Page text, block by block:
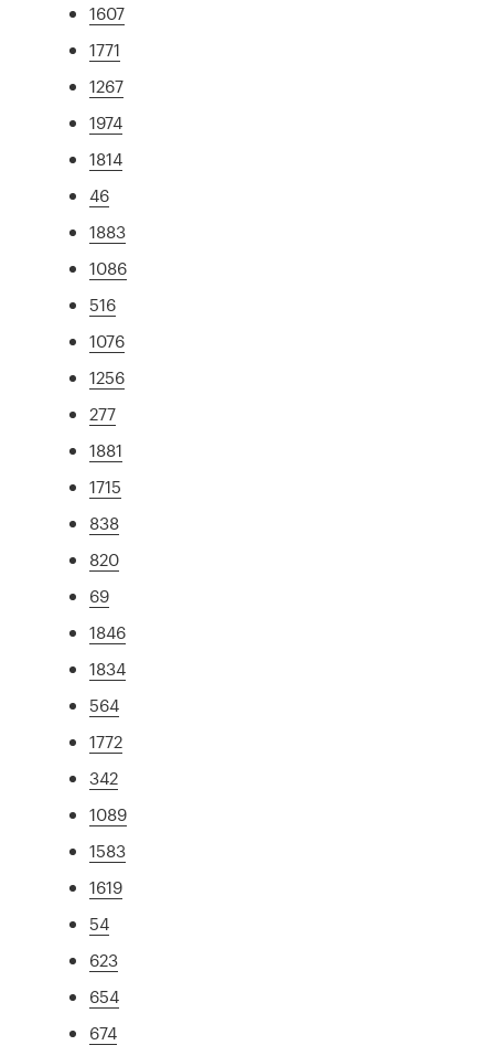
1607
1771
1267
1974
1814
46
1883
1086
516
1076
1256
277
1881
1715
838
820
69
1846
1834
564
1772
342
1089
1583
1619
54
623
654
674